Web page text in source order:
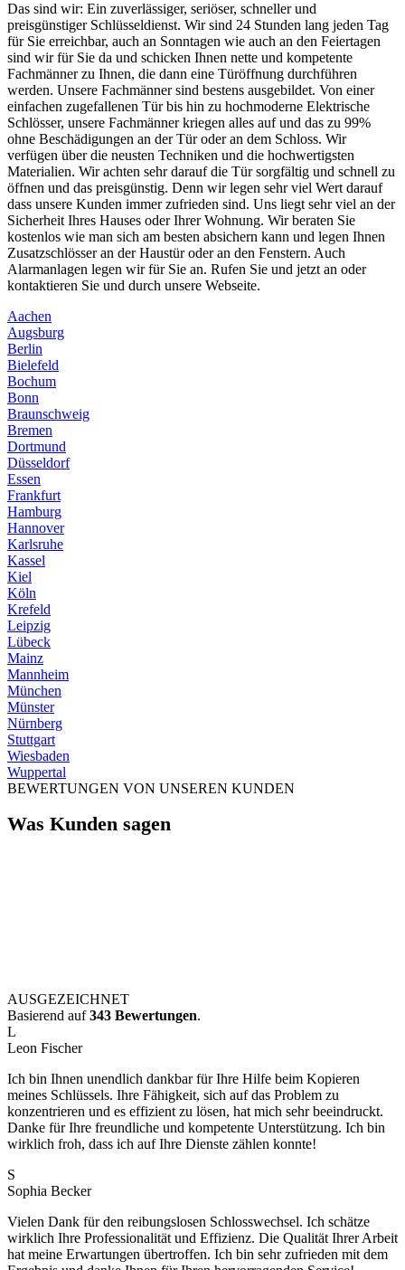
Das sind wir: Ein zuverlässiger, seriöser, schneller und
preisgünstiger Schlüsseldienst. Wir sind 24 Stunden lang jeden Tag
für Sie erreichbar, auch an Sonntagen wie auch an den Feiertagen
sind wir für Sie da und schicken Ihnen nette und kompetente
Fachmänner zu Ihnen, die dann eine Türöffnung durchführen
werden. Unsere Fachmänner sind bestens ausgebildet. Von einer
einfachen zugefallenen Tür bis hin zu hochmoderne Elektrische
Schlösser, unsere Fachmänner kriegen alles auf und das zu 99%
ohne Beschädigungen an der Tür oder an dem Schloss. Wir
verfügen über die neusten Techniken und die hochwertigsten
Materialien. Wir achten sehr darauf die Tür sorgfältig und schnell zu
öffnen und das preisgünstig. Denn wir legen sehr viel Wert darauf
dass unsere Kunden immer zufrieden sind. Uns liegt sehr viel an der
Sicherheit Ihres Hauses oder Ihrer Wohnung. Wir beraten Sie
kostenlos wie man sich am besten absichern kann und legen Ihnen
Zusatzschlösser an der Haustür oder an den Fenstern. Auch
Alarmanlagen legen wir für Sie an. Rufen Sie und jetzt an oder
kontaktieren Sie und durch unsere Webseite.
Aachen
Augsburg
Berlin
Bielefeld
Bochum
Bonn
Braunschweig
Bremen
Dortmund
Düsseldorf
Essen
Frankfurt
Hamburg
Hannover
Karlsruhe
Kassel
Kiel
Köln
Krefeld
Leipzig
Lübeck
Mainz
Mannheim
München
Münster
Nürnberg
Stuttgart
Wiesbaden
Wuppertal
BEWERTUNGEN VON UNSEREN KUNDEN
Was Kunden sagen
AUSGEZEICHNET
Basierend auf343 Bewertungen.
L
Leon Fischer
Ich bin Ihnen unendlich dankbar für Ihre Hilfe beim Kopieren
meines Schlüssels. Ihre Fähigkeit, sich auf das Problem zu
konzentrieren und es effizient zu lösen, hat mich sehr beeindruckt.
Danke für Ihre freundliche und kompetente Unterstützung. Ich bin
wirklich froh, dass ich auf Ihre Dienste zählen konnte!
S
Sophia Becker
Vielen Dank für den reibungslosen Schlosswechsel. Ich schätze
wirklich Ihre Professionalität und Effizienz. Die Qualität Ihrer Arbeit
hat meine Erwartungen übertroffen. Ich bin sehr zufrieden mit dem